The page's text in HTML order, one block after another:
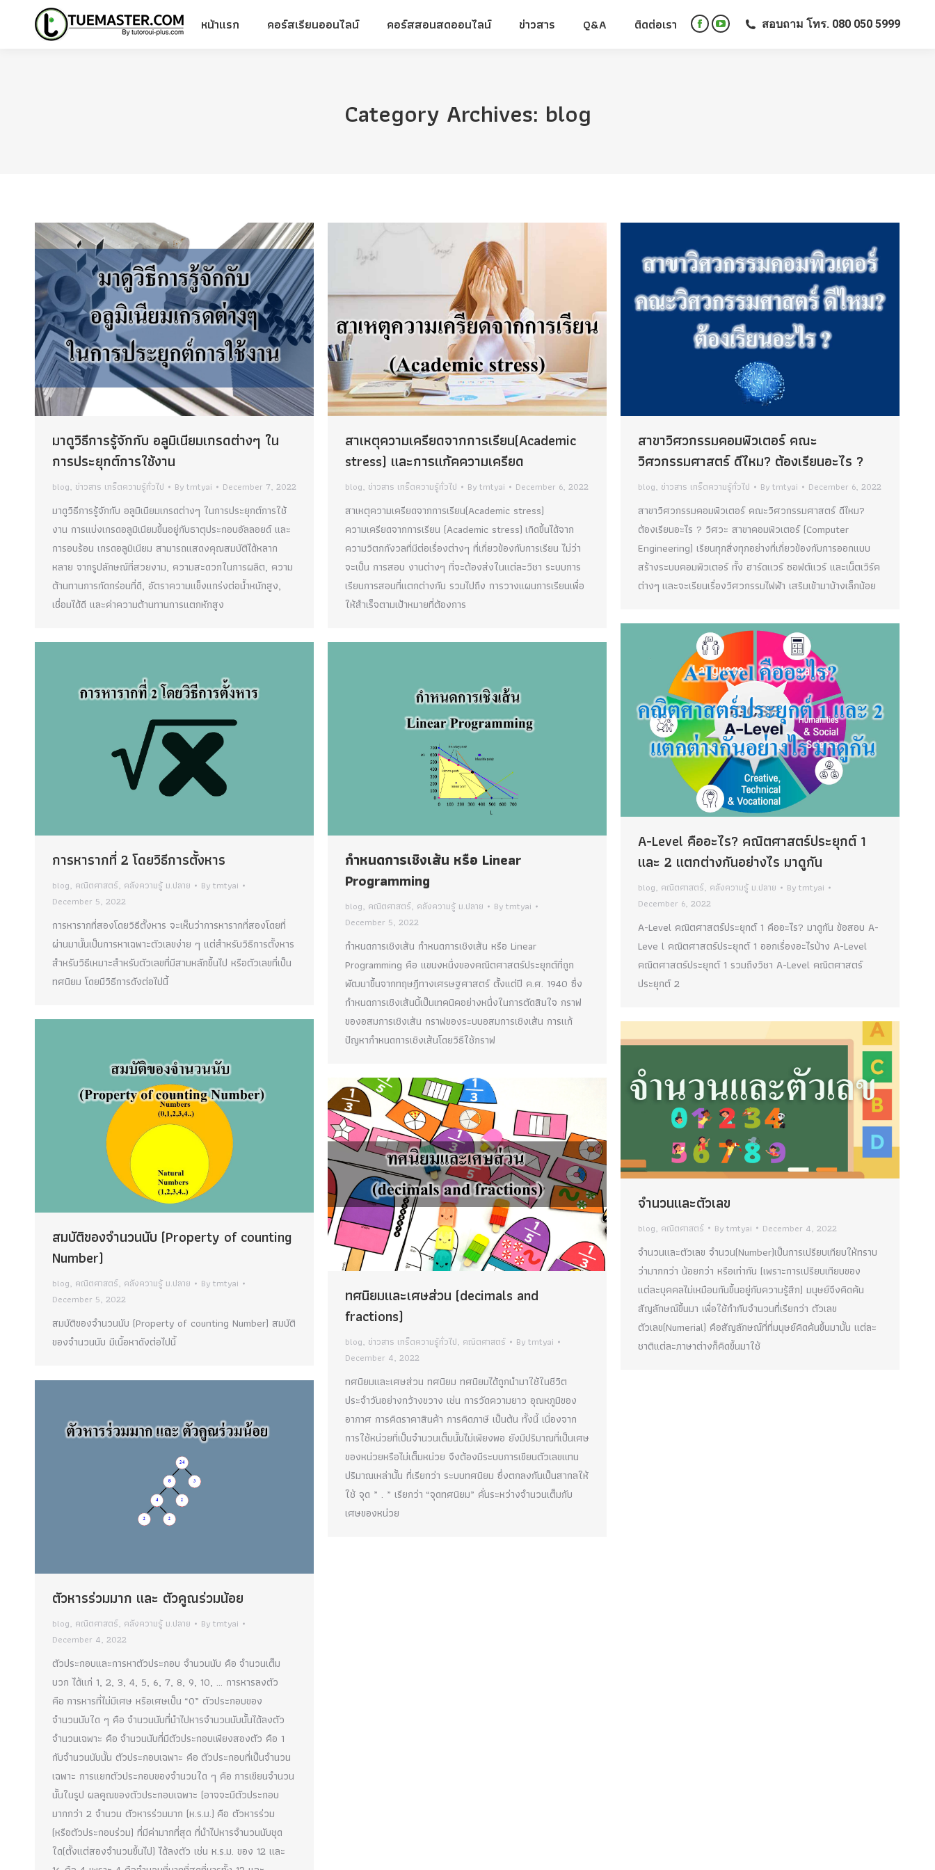
หน้าแรก คอร์สเรียนออนไลน์ คอร์สสอนสดออนไลน์ ข่าวสาร Q&A ติดต่อเรา
FacebookYouTube สอบถาม โทร. 080 050 5999
Category Archives: blog
มาดูวิธีการรู้จักกับ อลูมิเนียมเกรดต่างๆ ใน
การประยุกต์การใช้งาน
blog, ข่าวสาร เกร็ดความรู้ทั่วไป Bytmtyai December 7, 2022
มาดูวิธีการรู้จักกับ อลูมิเนียมเกรดต่างๆ ในการประยุกต์การใช้
งาน การแบ่งเกรดอลูมิเนียมขึ้นอยู่กับธาตุประกอบอัลลอยด์ และ
การอบร้อน เกรดอลูมิเนียม สามารถแสดงคุณสมบัติได้หลาก
หลาย จากรูปลักษณ์ที่สวยงาม, ความสะดวกในการผลิต, ความ
ต้านทานการกัดกร่อนที่ดี, อัตราความแข็งแกร่งต่อน้ำหนักสูง,
เชื่อมได้ดี และค่าความต้านทานการแตกหักสูง
สาเหตุความเครียดจากการเรียน(Academic
stress) และการแก้คความเครียด
blog, ข่าวสาร เกร็ดความรู้ทั่วไป Bytmtyai December 6, 2022
สาเหตุความเครียดจากการเรียน(Academic stress)
ความเครียดจากการเรียน (Academic stress) เกิดขึ้นได้จาก
ความวิตกกังวลที่มีต่อเรื่องต่างๆ ที่เกี่ยวข้องกับการเรียน ไม่ว่า
จะเป็น การสอบ งานต่างๆ ที่จะต้องส่งในแต่ละวิชา ระบบการ
เรียนการสอนที่แตกต่างกัน รวมไปถึง การวางแผนการเรียนเพื่อ
ให้สำเร็จตามเป้าหมายที่ต้องการ
สาขาวิศวกรรมคอมพิวเตอร์ คณะ
วิศวกรรมศาสตร์ ดีไหม? ต้องเรียนอะไร ?
blog, ข่าวสาร เกร็ดความรู้ทั่วไป Bytmtyai December 6, 2022
สาขาวิศวกรรมคอมพิวเตอร์ คณะวิศวกรรมศาสตร์ ดีไหม?
ต้องเรียนอะไร ? วิศวะ สาขาคอมพิวเตอร์ (Computer
Engineering) เรียนทุกสิ่งทุกอย่างที่เกี่ยวข้องกับการออกแบบ
สร้างระบบคอมพิวเตอร์ ทั้ง ฮาร์ดแวร์ ซอฟต์แวร์ และเน็ตเวิร์ค
ต่างๆ และจะเรียนเรื่องวิศวกรรมไฟฟ้า เสริมเข้ามาบ้างเล็กน้อย
A-Level คืออะไร? คณิตศาสตร์ประยุกต์ 1
และ 2 แตกต่างกันอย่างไร มาดูกัน
blog, คณิตศาสตร์, คลังความรู้ ม.ปลาย Bytmtyai
December 6, 2022
A-Level คณิตศาสตร์ประยุกต์ 1 คืออะไร? มาดูกัน ข้อสอบ A-
Leve l คณิตศาสตร์ประยุกต์ 1 ออกเรื่องอะไรบ้าง A-Level
คณิตศาสตร์ประยุกต์ 1 รวมถึงวิชา A-Level คณิตศาสตร์
ประยุกต์ 2
การหารากที่ 2 โดยวิธีการตั้งหาร
blog, คณิตศาสตร์, คลังความรู้ ม.ปลาย Bytmtyai
December 5, 2022
การหารากที่สองโดยวิธีตั้งหาร จะเห็นว่าการหารากที่สองโดยที่
ผ่านมานั้นเป็นการหาเฉพาะตัวเลขง่าย ๆ แต่สำหรับวิธีการตั้งหาร
สำหรับวิธีเหมาะสำหรับตัวเลขที่มีสามหลักขึ้นไป หรือตัวเลขที่เป็น
ทศนิยม โดยมีวิธีการดังต่อไปนี้
กำหนดการเชิงเส้น หรือ Linear
Programming
blog, คณิตศาสตร์, คลังความรู้ ม.ปลาย Bytmtyai
December 5, 2022
กำหนดการเชิงเส้น กำหนดการเชิงเส้น หรือ Linear
Programming คือ แขนงหนึ่งของคณิตศาสตร์ประยุกต์ที่ถูก
พัฒนาขึ้นจากทฤษฎีทางเศรษฐศาสตร์ ตั้งแต่ปี ค.ศ. 1940 ซึ่ง
กำหนดการเชิงเส้นนี้เป็นเทคนิคอย่างหนึ่งในการตัดสินใจ กราฟ
ของอสมการเชิงเส้น กราฟของระบบอสมการเชิงเส้น การแก้
ปัญหากำหนดการเชิงเส้นโดยวิธีใช้กราฟ
สมบัติของจำนวนนับ (Property of counting
Number)
blog, คณิตศาสตร์, คลังความรู้ ม.ปลาย Bytmtyai
December 5, 2022
สมบัติของจำนวนนับ (Property of counting Number) สมบัติ
ของจำนวนนับ มีเนื้อหาดังต่อไปนี้
จำนวนและตัวเลข
blog, คณิตศาสตร์ Bytmtyai December 4, 2022
จำนวนและตัวเลข จำนวน(Number)เป็นการเปรียบเทียบให้ทราบ
ว่ามากกว่า น้อยกว่า หรือเท่ากัน (เพราะการเปรียบเทียบของ
แต่ละบุคคลไม่เหมือนกันขึ้นอยู่กับความรู้สึก) มนุษย์จึงคิดค้น
สัญลักษณ์ขึ้นมา เพื่อใช้กำกับจำนวนที่เรียกว่า ตัวเลข
ตัวเลข(Numerial) คือสัญลักษณ์ที่ที่มนุษย์คิดค้นขึ้นมานั้น แต่ละ
ชาติแต่ละภาษาต่างก็คิดขึ้นมาใช้
ทศนิยมและเศษส่วน (decimals and
fractions)
blog, ข่าวสาร เกร็ดความรู้ทั่วไป, คณิตศาสตร์ Bytmtyai
December 4, 2022
ทศนิยมและเศษส่วน ทศนิยม ทศนิยมได้ถูกนำมาใช้ในชีวิต
ประจำวันอย่างกว้างขวาง เช่น การวัดความยาว อุณหภูมิของ
อากาศ การคิดราคาสินค้า การคิดภาษี เป็นต้น ทั้งนี้ เนื่องจาก
การใช้หน่วยที่เป็นจำนวนเต็มนั้นไม่เพียงพอ ยังมีปริมาณที่เป็นเศษ
ของหน่วยหรือไม่เต็มหน่วย จึงต้องมีระบบการเขียนตัวเลขแทน
ปริมาณเหล่านั้น ที่เรียกว่า ระบบทศนิยม ซึ่งตกลงกันเป็นสากลให้
ใช้ จุด ” . ” เรียกว่า “จุดทศนิยม” คั่นระหว่างจำนวนเต็มกับ
เศษของหน่วย
ตัวหารร่วมมาก และ ตัวคูณร่วมน้อย
blog, คณิตศาสตร์, คลังความรู้ ม.ปลาย Bytmtyai
December 4, 2022
ตัวประกอบและการหาตัวประกอบ จำนวนนับ คือ จำนวนเต็ม
บวก ได้แก่ 1, 2, 3, 4, 5, 6, 7, 8, 9, 10, … การหารลงตัว
คือ การหารที่ไม่มีเศษ หรือเศษเป็น “0” ตัวประกอบของ
จำนวนนับใด ๆ คือ จำนวนนับที่นำไปหารจำนวนนับนั้นได้ลงตัว
จำนวนเฉพาะ คือ จำนวนนับที่มีตัวประกอบเพียงสองตัว คือ 1
กับจำนวนนับนั้น ตัวประกอบเฉพาะ คือ ตัวประกอบที่เป็นจำนวน
เฉพาะ การแยกตัวประกอบของจำนวนใด ๆ คือ การเขียนจำนวน
นั้นในรูป ผลคูณของตัวประกอบเฉพาะ (อาจจะมีตัวประกอบ
มากกว่า 2 จำนวน ตัวหารร่วมมาก (ห.ร.ม.) คือ ตัวหารร่วม
(หรือตัวประกอบร่วม) ที่มีค่ามากที่สุด ที่นำไปหารจำนวนนับชุด
ใด(ตั้งแต่สองจำนวนขึ้นไป) ได้ลงตัว เช่น ห.ร.ม. ของ 12 และ
หน้าแรก คอร์สเรียนออนไลน์ คอร์สสอนสดออนไลน์ ข่าวสาร Q&A ติดต่อเรา
FacebookYouTube สอบถาม โทร. 080 050 5999